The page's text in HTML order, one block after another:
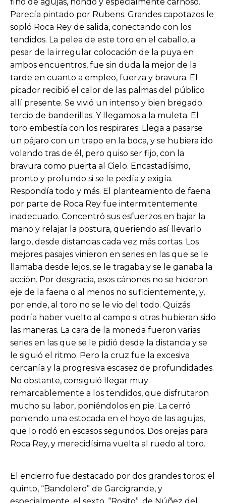
Parecía pintado por Rubens. Grandes capotazos le
sopló Roca Rey de salida, conectando con los
tendidos. La pelea de este toro en el caballo, a
pesar de la irregular colocación de la puya en
ambos encuentros, fue sin duda la mejor de la
tarde en cuanto a empleo, fuerza y bravura. El
picador recibió el calor de las palmas del público
allí presente. Se vivió un intenso y bien bregado
tercio de banderillas. Y llegamos a la muleta. El
toro embestía con los respirares. Llega a pasarse
un pájaro con un trapo en la boca, y se hubiera ido
volando tras de él, pero quiso ser fijo, con la
bravura como puerta al Cielo. Encastadísimo,
pronto y profundo si se le pedía y exigía.
Respondía todo y más. El planteamiento de faena
por parte de Roca Rey fue intermitentemente
inadecuado. Concentró sus esfuerzos en bajar la
mano y relajar la postura, queriendo así llevarlo
largo, desde distancias cada vez más cortas. Los
mejores pasajes vinieron en series en las que se le
llamaba desde lejos, se le tragaba y se le ganaba la
acción. Por desgracia, esos cánones no se hicieron
eje de la faena o al menos no suficientemente, y,
por ende, al toro no se le vio del todo. Quizás
podría haber vuelto al campo si otras hubieran sido
las maneras. La cara de la moneda fueron varias
series en las que se le pidió desde la distancia y se
le siguió el ritmo. Pero la cruz fue la excesiva
cercanía y la progresiva escasez de profundidades.
No obstante, consiguió llegar muy
remarcablemente a los tendidos, que disfrutaron
mucho su labor, poniéndolos en pie. La cerró
poniendo una estocada en el hoyo de las agujas,
que lo rodó en escasos segundos. Dos orejas para
Roca Rey, y merecidísima vuelta al ruedo al toro.
El encierro fue destacado por dos grandes toros: el
quinto, “Bandolero” de Garcigrande, y